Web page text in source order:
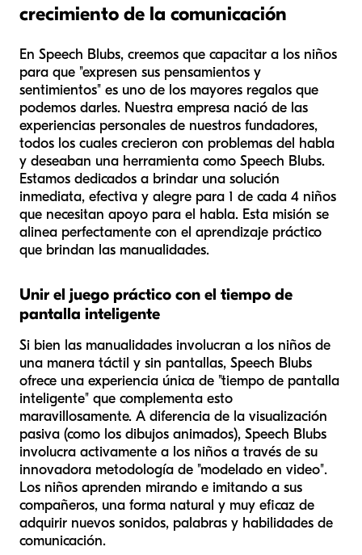
crecimiento de la comunicación
En Speech Blubs, creemos que capacitar a los niños
para que "expresen sus pensamientos y
sentimientos" es uno de los mayores regalos que
podemos darles. Nuestra empresa nació de las
experiencias personales de nuestros fundadores,
todos los cuales crecieron con problemas del habla
y deseaban una herramienta como Speech Blubs.
Estamos dedicados a brindar una solución
inmediata, efectiva y alegre para 1 de cada 4 niños
que necesitan apoyo para el habla. Esta misión se
alinea perfectamente con el aprendizaje práctico
que brindan las manualidades.
Unir el juego práctico con el tiempo de
pantalla inteligente
Si bien las manualidades involucran a los niños de
una manera táctil y sin pantallas, Speech Blubs
ofrece una experiencia única de "tiempo de pantalla
inteligente" que complementa esto
maravillosamente. A diferencia de la visualización
pasiva (como los dibujos animados), Speech Blubs
involucra activamente a los niños a través de su
innovadora metodología de "modelado en video".
Los niños aprenden mirando e imitando a sus
compañeros, una forma natural y muy eficaz de
adquirir nuevos sonidos, palabras y habilidades de
comunicación.